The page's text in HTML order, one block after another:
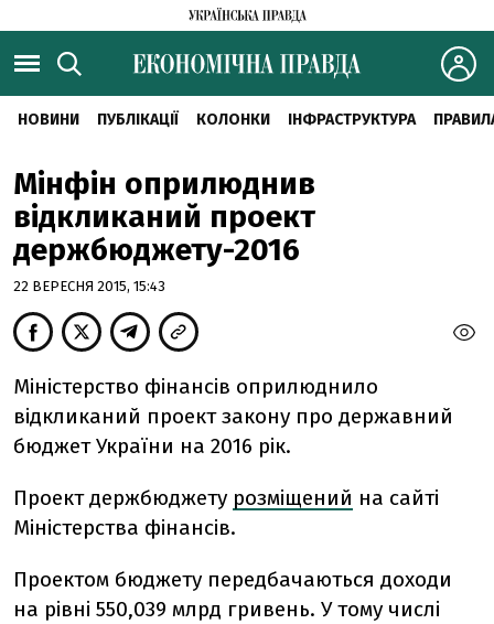
НОВИНИ ПУБЛІКАЦІЇ КОЛОНКИ ІНФРАСТРУКТУРА
Мінфін оприлюднив
відкликаний проект
держбюджету-2016
22 ВЕРЕСНЯ 2015, 15:43
Міністерство фінансів оприлюднило
відкликаний проект закону про державний
бюджет України на 2016 рік.
Проект держбюджету розміщений на сайті
Міністерства фінансів.
Проектом бюджету передбачаються доходи
на рівні 550,039 млрд гривень. У тому числі